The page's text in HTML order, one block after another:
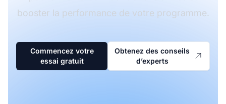
booster la performance de votre programme.
Commencez votre
essai gratuit
Obtenez des conseils
d’experts